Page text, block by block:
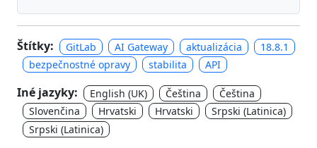
Štítky: GitLab AI Gateway aktualizácia
18.8.1
bezpečnostné opravy
stabilita API
Iné jazyky: English (UK) Čeština
Čeština
Slovenčina
Hrvatski Hrvatski
Srpski (Latinica)
Srpski (Latinica)